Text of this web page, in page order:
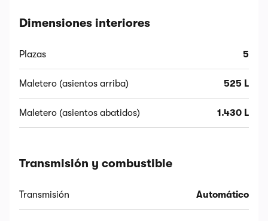
Dimensiones interiores
Plazas 5
Maletero (asientos arriba) 525 L
Maletero (asientos abatidos) 1.430 L
Transmisión y combustible
Transmisión Automático